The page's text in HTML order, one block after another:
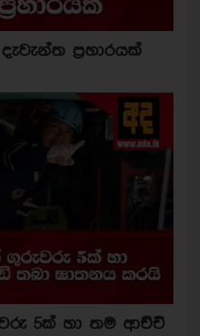
ප්‍රහාරයක්
5ක් හා තම ආච්චි